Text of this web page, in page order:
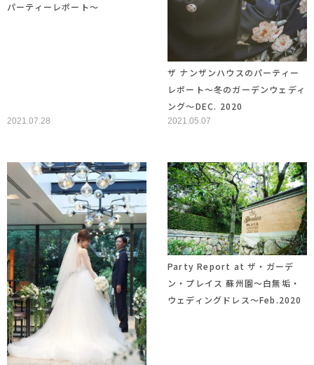
パーティーレポート～
2021.07.28
ザ ナンザンハウスのパーティー
レポート〜冬のガーデンウェディ
ング〜DEC. 2020
2021.05.07
Party Report at ザ・ガーデ
ン・プレイス 蘇州園～白無垢・
ウェディングドレス～Feb.2020